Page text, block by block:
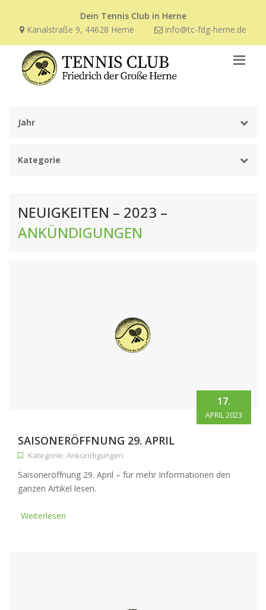
Dein Tennis Club in Herne
Kanalstraße 9, 44628 Herne
info@tc-fdg-herne.de
Jahr
Kategorie
NEUIGKEITEN – 2023 –
ANKÜNDIGUNGEN
17.
APRIL 2023
SAISONERÖFFNUNG 29. APRIL
Kategorie: Ankündigungen
Saisoneröffnung 29. April – für mehr Informationen den
ganzen Artikel lesen.
Weiterlesen